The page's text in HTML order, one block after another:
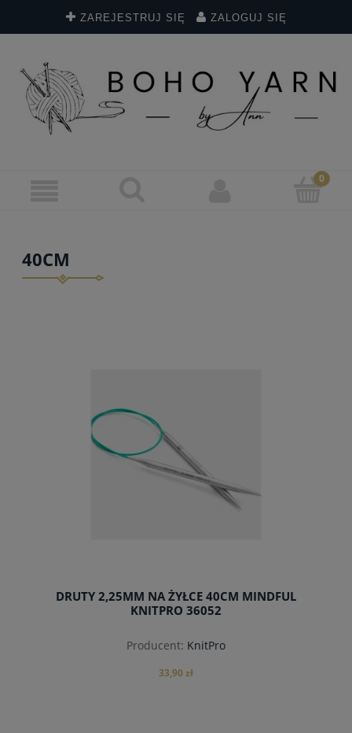
ZAREJESTRUJ SIĘ ZALOGUJ SIĘ
40CM
DRUTY 2,25MM NA ŻYŁCE 40CM MINDFUL
KNITPRO 36052
Producent: KnitPro
33,90 zł